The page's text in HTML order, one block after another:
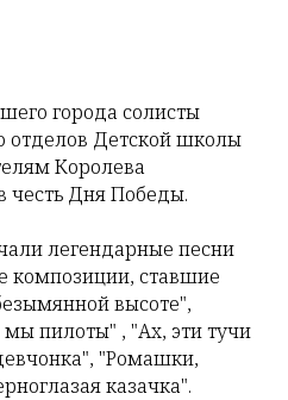
города солисты
отделов Детской школы
Королева
честь Дня Победы.
легендарные песни
композиции, ставшие
высоте",
пилоты" , "Ах, эти тучи
"Ромашки,
казачка".